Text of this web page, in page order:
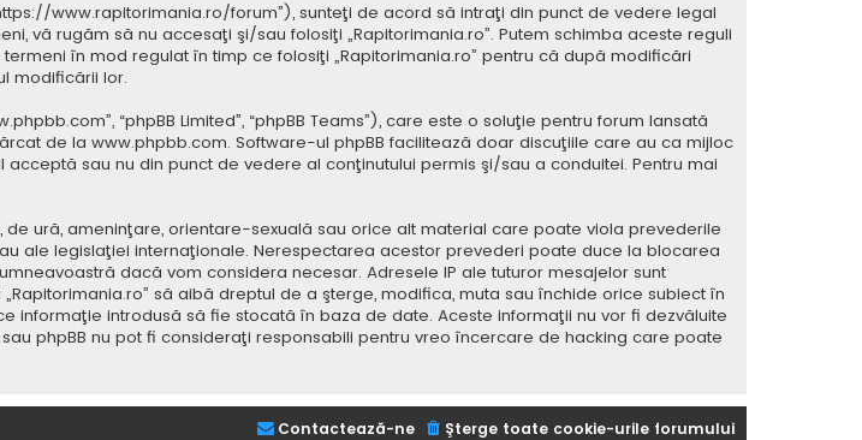
www.rapitorimania.ro/forum”), sunteţi de acord să intraţi din punct de vedere legal
vă rugăm să nu accesaţi şi/sau folosiţi „Rapitorimania.ro”. Putem schimba aceste reguli
în mod regulat în timp ce folosiţi „Rapitorimania.ro” pentru că după modificări
modificării lor.
“phpBB Limited”, “phpBB Teams”), care este o soluţie pentru forum lansată
de la www.phpbb.com. Software-ul phpBB facilitează doar discuţiile care au ca mijloc
sau nu din punct de vedere al conţinutului permis şi/sau a conduitei. Pentru mai
ură, ameninţare, orientare-sexuală sau orice alt material care poate viola prevederile
ale legislaţiei internaţionale. Nerespectarea acestor prevederi poate duce la blocarea
dacă vom considera necesar. Adresele IP ale tuturor mesajelor sunt
să aibă dreptul de a şterge, modifica, muta sau închide orice subiect în
introdusă să fie stocată în baza de date. Aceste informaţii nu vor fi dezvăluite
phpBB nu pot fi consideraţi responsabili pentru vreo încercare de hacking care poate
Şterge toate cookie-urile forumului
Contactează-ne